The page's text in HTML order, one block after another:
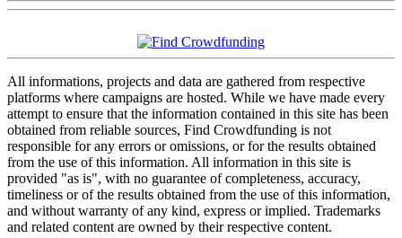
All informations, projects and data are gathered from respective
platforms where campaigns are hosted. While we have made every
attempt to ensure that the information contained in this site has been
obtained from reliable sources, Find Crowdfunding is not
responsible for any errors or omissions, or for the results obtained
from the use of this information. All information in this site is
provided "as is", with no guarantee of completeness, accuracy,
timeliness or of the results obtained from the use of this information,
and without warranty of any kind, express or implied. Trademarks
and related content are owned by their respective content.